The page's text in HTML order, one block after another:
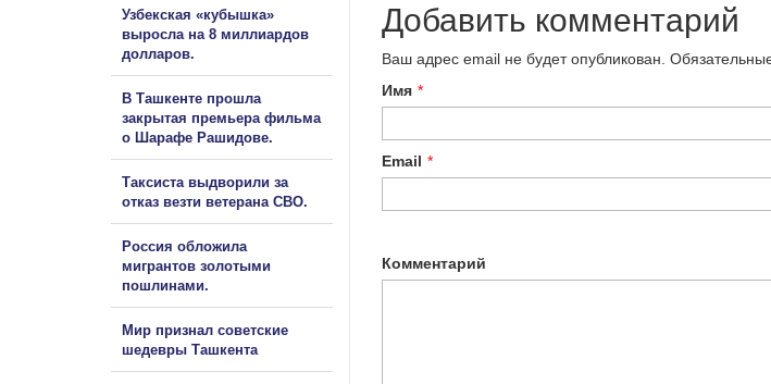
Добавить комментарий
Ваш адрес email не будет опубликован.
Имя *
Email *
Комментарий
Узбекская «кубышка»
выросла на 8 миллиардов
долларов.
В Ташкенте прошла
закрытая премьера фильма
о Шарафе Рашидове.
Таксиста выдворили за
отказ везти ветерана СВО.
Россия обложила
мигрантов золотыми
пошлинами.
Мир признал советские
шедевры Ташкента